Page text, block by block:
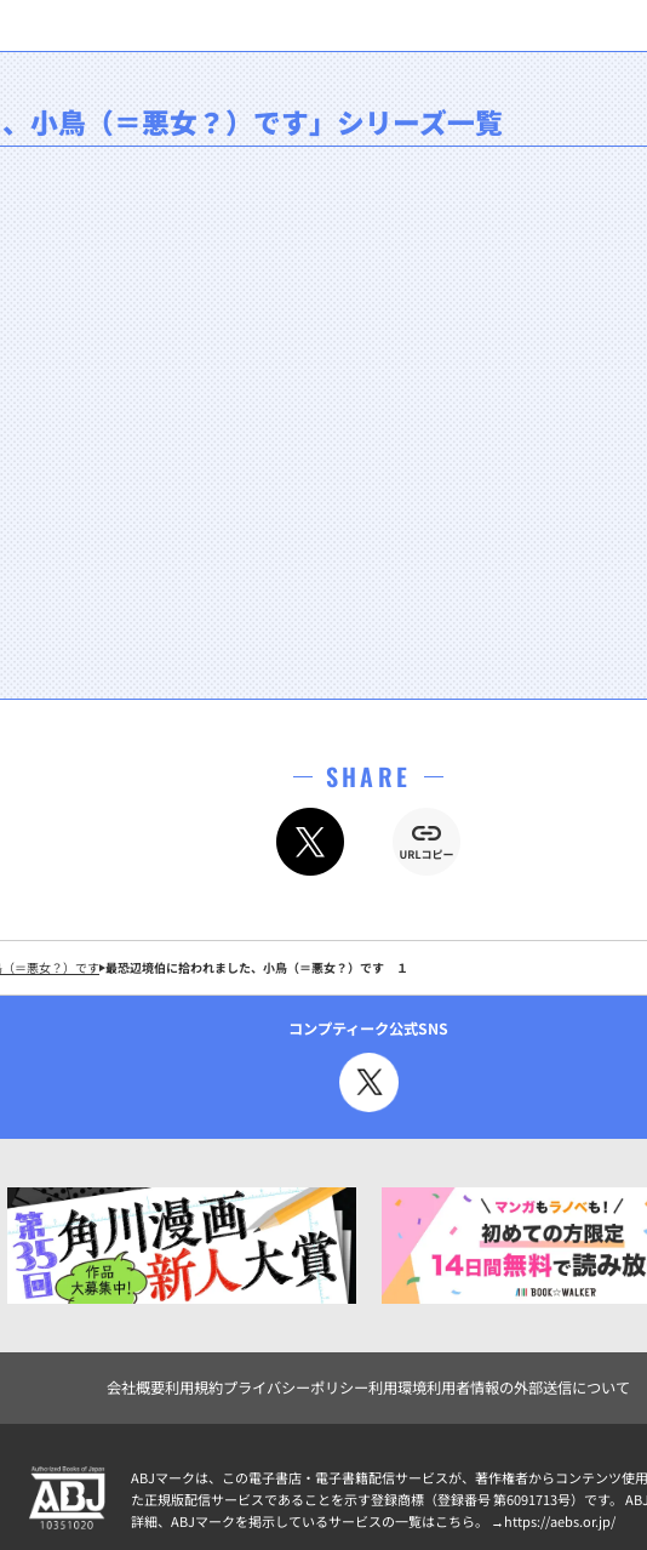
小鳥（＝悪女？）です」シリーズ一覧
SHARE
＝悪女？）です 最恐辺境伯に拾われました、小鳥（＝悪女？）です １
コンプティーク公式SNS
会社概要利用規約プライバシーポリシー利用環境利用者情報の外部送信について
ABJマークは、この電子書店・電子書籍配信サービスが、著作権者からコンテンツ使
た正規版配信サービスであることを示す登録商標（登録番号 第6091713号）です。
詳細、ABJマークを掲示しているサービスの一覧はこちら。 →https://aebs.or.jp/